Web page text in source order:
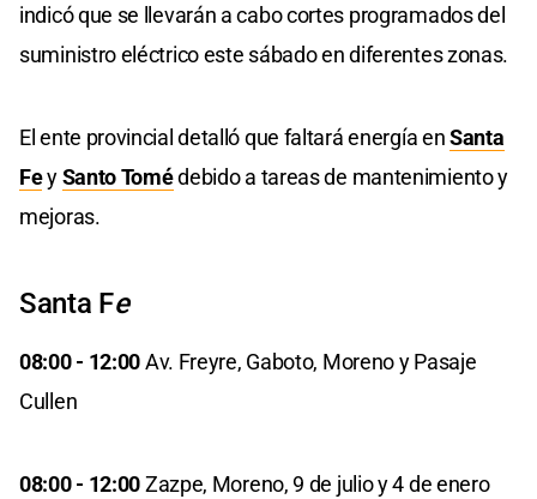
indicó que se llevarán a cabo cortes programados del
suministro eléctrico este sábado en diferentes zonas.
El ente provincial detalló que faltará energía enSanta
FeySanto Tomédebido a tareas de mantenimiento y
mejoras.
Santa Fe
08:00 - 12:00Av. Freyre, Gaboto, Moreno y Pasaje
Cullen
08:00 - 12:00Zazpe, Moreno, 9 de julio y 4 de enero